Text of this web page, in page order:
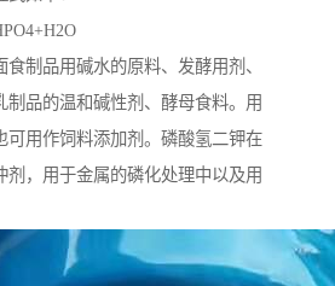
制品用碱水的原料、发酵用剂、
制品的温和碱性剂、酵母食料。用
可用作饲料添加剂。磷酸氢二钾在
剂，用于金属的磷化处理中以及用